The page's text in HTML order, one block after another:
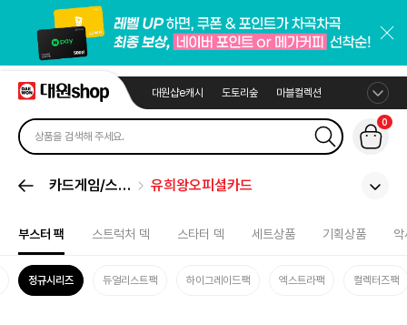
대원샵e캐시 도토리숲 마블컬렉션
0
카드게임/스포
유희왕오피셜카드
부스터 팩 스트럭처 덱 스타터 덱 세트상품 기획상품
정규시리즈 듀얼리스트팩 하이그레이드팩 엑스트라팩 컬렉터즈팩